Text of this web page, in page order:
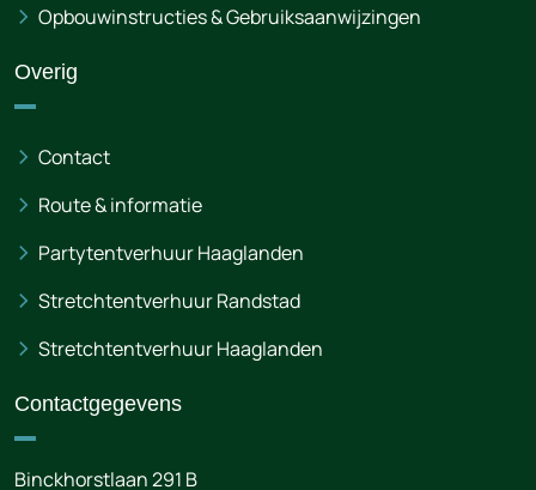
Opbouwinstructies & Gebruiksaanwijzingen
Overig
Contact
Route & informatie
Partytentverhuur Haaglanden
Stretchtentverhuur Randstad
Stretchtentverhuur Haaglanden
Contactgegevens
Binckhorstlaan 291 B